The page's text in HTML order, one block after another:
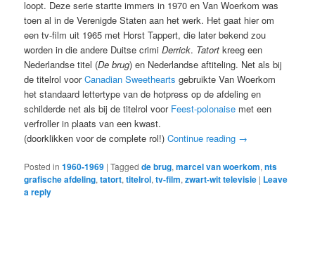
loopt. Deze serie startte immers in 1970 en Van Woerkom was
toen al in de Verenigde Staten aan het werk. Het gaat hier om
een tv-film uit 1965 met Horst Tappert, die later bekend zou
worden in die andere Duitse crimiDerrick. Tatort kreeg een
Nederlandse titel (De brug) en Nederlandse aftiteling. Net als bij
de titelrol voorCanadian Sweethearts gebruikte Van Woerkom
het standaard lettertype van de hotpress op de afdeling en
schilderde net als bij de titelrol voor Feest-polonaise met een
verfroller in plaats van een kwast.
(doorklikken voor de complete rol!)Continue reading →
Posted in 1960-1969 |Tagged de brug,marcel van woerkom,nts
grafische afdeling,tatort,titelrol,tv-film,zwart-wit televisie | Leave
a reply